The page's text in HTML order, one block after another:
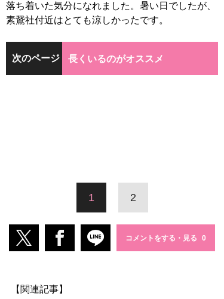
落ち着いた気分になれました。暑い日でしたが、
素鵞社付近はとても涼しかったです。
次のページ 長くいるのがオススメ
1 2
コメントをする・見る
【関連記事】